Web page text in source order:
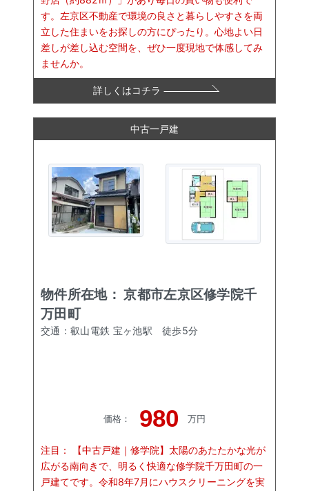
す。左京区不動産で環境の良さと暮らしやすさを両
立した住まいをお探しの方にぴったり。心地よい日
差しが差し込む空間を、ぜひ一度現地で体感してみ
ませんか。
詳しくはコチラ
中古一戸建
物件所在地：京都市左京区修学院千
万田町
交通： 叡山電鉄 宝ヶ池駅 徒歩5分
価格 ： 980 万円
注目：
【中古戸建｜修学院】太陽のあたたかな光が
広がる南向きで、明るく快適な修学院千万田町の一
戸建てです。令和8年7月にハウスクリーニングを実